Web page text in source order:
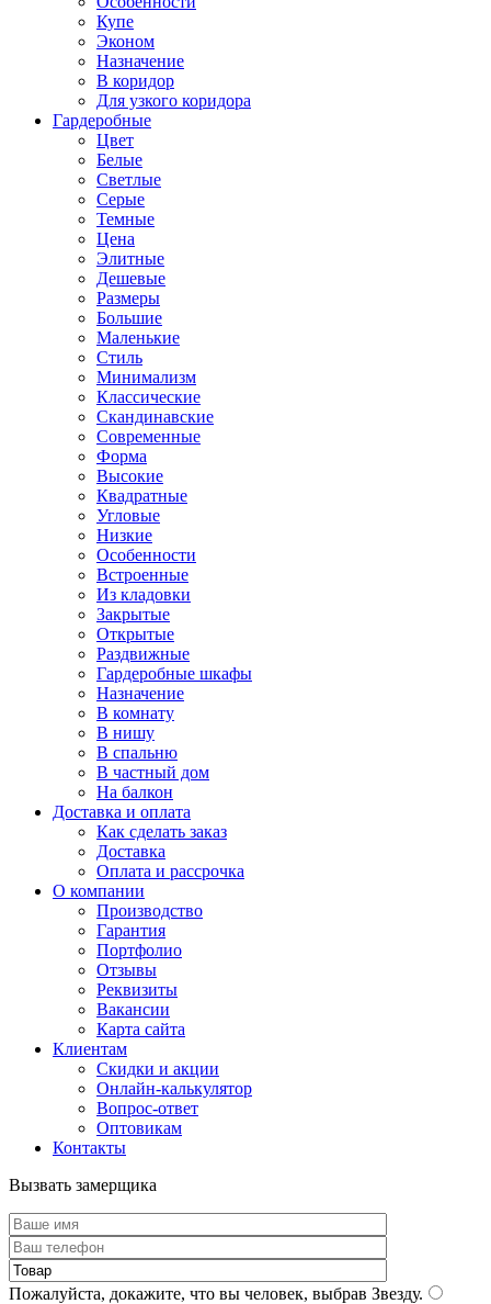
Купе
Эконом
Назначение
В коридор
Для узкого коридора
Гардеробные
Цвет
Белые
Светлые
Серые
Темные
Цена
Элитные
Дешевые
Размеры
Большие
Маленькие
Стиль
Минимализм
Классические
Скандинавские
Современные
Форма
Высокие
Квадратные
Угловые
Низкие
Особенности
Встроенные
Из кладовки
Закрытые
Открытые
Раздвижные
Гардеробные шкафы
Назначение
В комнату
В нишу
В спальню
В частный дом
На балкон
Доставка и оплата
Как сделать заказ
Доставка
Оплата и рассрочка
О компании
Производство
Гарантия
Портфолио
Отзывы
Реквизиты
Вакансии
Карта сайта
Клиентам
Скидки и акции
Онлайн-калькулятор
Вопрос-ответ
Оптовикам
Контакты
Вызвать замерщика
Пожалуйста, докажите, что вы человек, выбрав Звезду.